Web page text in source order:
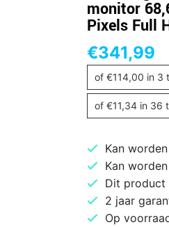
monitor
Pixels Full
€341,99
of €114,00 in 3
of €11,34in 36
Kan
Kan
Dit
2 jaar
Op